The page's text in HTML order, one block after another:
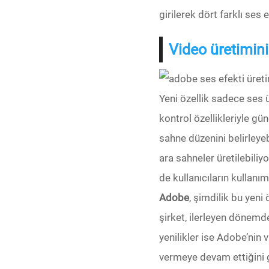
girilerek dört farklı ses
Video
Yeni özellik sadece ses
kontrol özellikleriyle
sahne düzenini
ara sahneler
de kullanıcıların
Adobe, şimdilik bu yeni
şirket, ilerleyen
yenilikler ise Adobe’nin
vermeye devam ettiğini